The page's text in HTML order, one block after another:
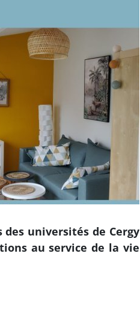
universités de Cergy
au service de la vie